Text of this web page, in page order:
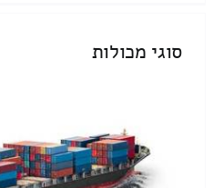
סוגי מכולות